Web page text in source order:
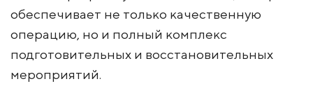
обеспечивает не только качественную
операцию, но и полный комплекс
подготовительных и восстановительных
мероприятий.